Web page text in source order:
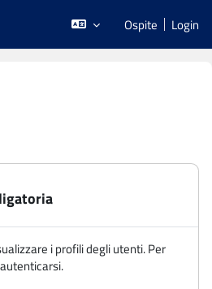
Ospite Login
i profili degli utenti. Per